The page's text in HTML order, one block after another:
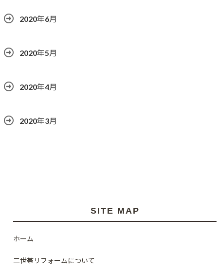
2020年6月
2020年5月
2020年4月
2020年3月
SITE MAP
ホーム
二世帯リフォームについて